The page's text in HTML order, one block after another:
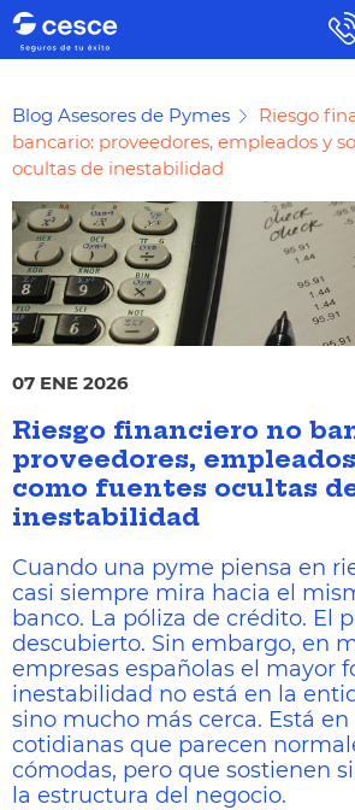
Blog Asesores de Pymes
Riesgo
bancario: proveedores, empleados y
ocultas de inestabilidad
07 ENE 2026
Riesgo financiero no
proveedores,
como fuentes ocultas
inestabilidad
Cuando una pyme piensa en
casi siempre mira hacia el
banco. La póliza de crédito. El
descubierto. Sin embargo, en
empresas españolas el mayor
inestabilidad no está en la
sino mucho más cerca. Está
cotidianas que parecen
cómodas, pero que sostienen
la estructura del negocio.